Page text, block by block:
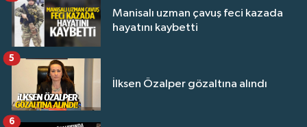
Manisalı uzman çavuş feci kazada
hayatını kaybetti
İlksen Özalper gözaltına alındı
5
6